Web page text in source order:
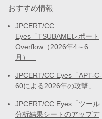
おすすめ情報
JPCERT/CC
Eyes「TSUBAMEレポート
Overflow（2026年4～6
月）」
JPCERT/CC Eyes「APT-C-
60による2026年の攻撃」
JPCERT/CC Eyes「ツール
分析結果シートのアップデ